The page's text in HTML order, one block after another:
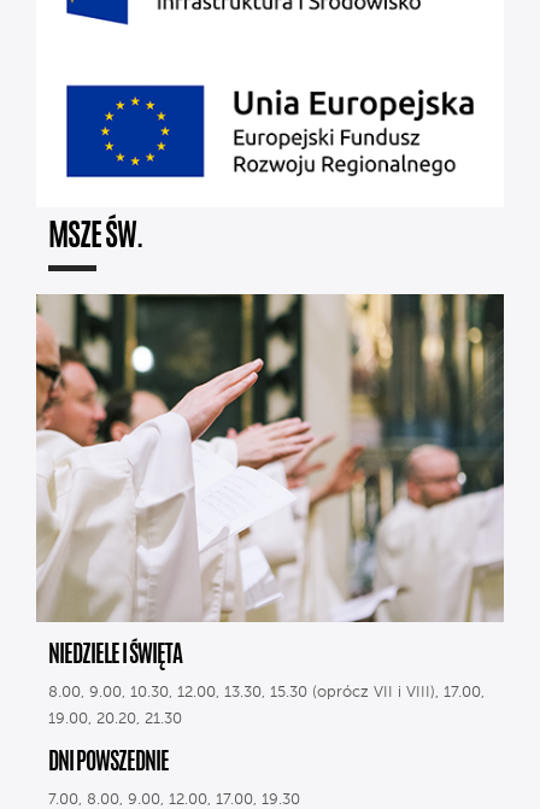
MSZE ŚW.
NIEDZIELE I ŚWIĘTA
8.00, 9.00, 10.30, 12.00, 13.30, 15.30 (oprócz VII i VIII), 17.00,
19.00, 20.20, 21.30
DNI POWSZEDNIE
7.00, 8.00, 9.00, 12.00, 17.00, 19.30